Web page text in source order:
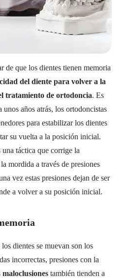
de que los dientes tienen memoria
del diente para volver a la
tratamiento de ortodoncia. Es
unos años atrás, los ortodoncistas
para estabilizar los dientes
su vuelta a la posición inicial.
táctica que corrige la
mordida a través de presiones
vez estas presiones dejan de ser
a volver a su posición inicial.
dientes se muevan son los
incorrectas, presiones con la
maloclusionestambién tienden a